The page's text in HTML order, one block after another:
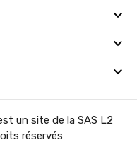
un site de la SAS L2
réservés